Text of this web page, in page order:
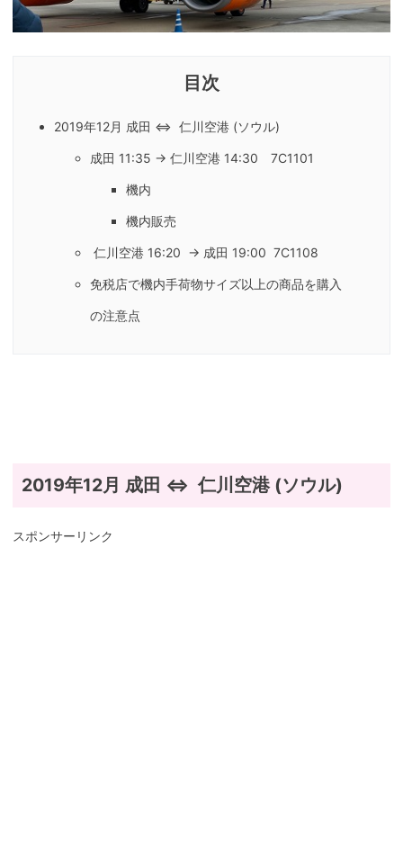
2019年12月 成田 ⇔ 仁川空港 (ソウル)
成田 11:35 → 仁川空港 14:30 7C1101
機内
機内販売
仁川空港 16:20 → 成田 19:00 7C1108
免税店で機内手荷物サイズ以上の商品を購入
の注意点
2019年12月 成田 ⇔ 仁川空港 (ソウル)
スポンサーリンク